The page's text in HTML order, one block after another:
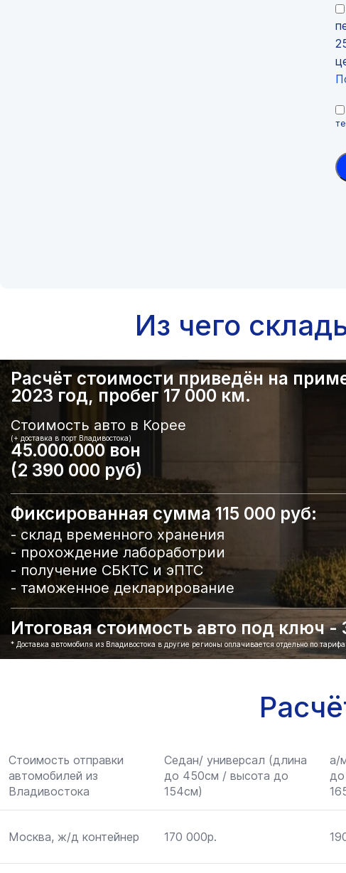
Из чего
Расчёт стоимости приведён на
2023 год, пробег 17 000 км.
Стоимость авто в Корее
(+ доставка в порт Владивостока)
45.000.000 вон
(2 390 000 руб)
Фиксированная сумма 115 000 руб:
- склад временного хранения
- прохождение лабоработрии
- получение СБКТС и эПТС
- таможенное декларирование
Итоговая стоимость авто под ключ -
* Доставка автомобиля из Владивостока в другие регионы оплачивается отдельно по
Стоимость отправки
автомобилей из
Владивостока
Седан/ универсал (длина
до 450см / высота до
154см)
а/
Москва, ж/д контейнер 170 000р.